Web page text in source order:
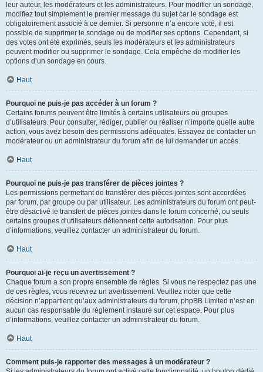
leur auteur, les modérateurs et les administrateurs. Pour modifier un sondage,
modifiez tout simplement le premier message du sujet car le sondage est
obligatoirement associé à ce dernier. Si personne n’a encore voté, il est
possible de supprimer le sondage ou de modifier ses options. Cependant, si
des votes ont été exprimés, seuls les modérateurs et les administrateurs
peuvent modifier ou supprimer le sondage. Cela empêche de modifier les
options d’un sondage en cours.
Haut
Pourquoi ne puis-je pas accéder à un forum ?
Certains forums peuvent être limités à certains utilisateurs ou groupes
d’utilisateurs. Pour consulter, rédiger, publier ou réaliser n’importe quelle autre
action, vous avez besoin des permissions adéquates. Essayez de contacter un
modérateur ou un administrateur du forum afin de lui demander un accès.
Haut
Pourquoi ne puis-je pas transférer de pièces jointes ?
Les permissions permettant de transférer des pièces jointes sont accordées
par forum, par groupe ou par utilisateur. Les administrateurs du forum ont peut-
être désactivé le transfert de pièces jointes dans le forum concerné, ou seuls
certains groupes d’utilisateurs détiennent cette autorisation. Pour plus
d’informations, veuillez contacter un administrateur du forum.
Haut
Pourquoi ai-je reçu un avertissement ?
Chaque forum a son propre ensemble de règles. Si vous ne respectez pas une
de ces règles, vous recevrez un avertissement. Veuillez noter que cette
décision n’appartient qu’aux administrateurs du forum, phpBB Limited n’est en
aucun cas responsable du règlement instauré sur cet espace. Pour plus
d’informations, veuillez contacter un administrateur du forum.
Haut
Comment puis-je rapporter des messages à un modérateur ?